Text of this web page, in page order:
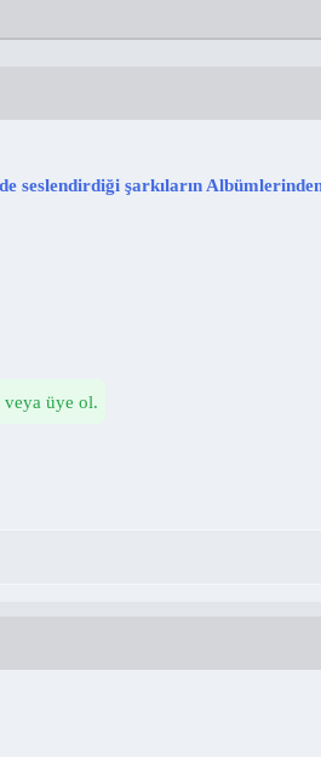
seslendirdiği şarkıların
üye ol.